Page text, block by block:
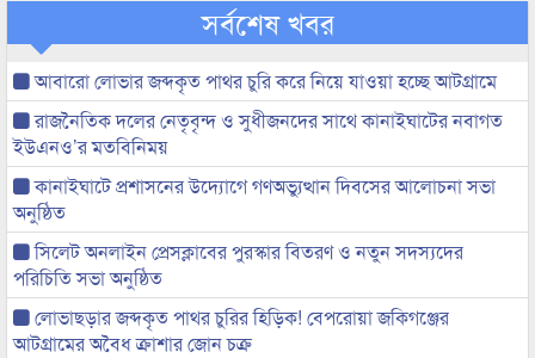
সর্বশেষ খবর
আবারো লোভার জব্দকৃত পাথর চুরি করে নিয়ে যাওয়া হচ্ছে আটগ্রামে
রাজনৈতিক দলের নেতৃবৃন্দ ও সুধীজনদের সাথে কানাইঘাটের নবাগত
ইউএনও’র মতবিনিময়
কানাইঘাটে প্রশাসনের উদ্যোগে গণঅভ্যুত্থান দিবসের আলোচনা সভা
অনুষ্ঠিত
সিলেট অনলাইন প্রেসক্লাবের পুরস্কার বিতরণ ও নতুন সদস্যদের
পরিচিতি সভা অনুষ্ঠিত
লোভাছড়ার জব্দকৃত পাথর চুরির হিড়িক! বেপরোয়া জকিগঞ্জের
আটগ্রামের অবৈধ ক্রাশার জোন চক্র